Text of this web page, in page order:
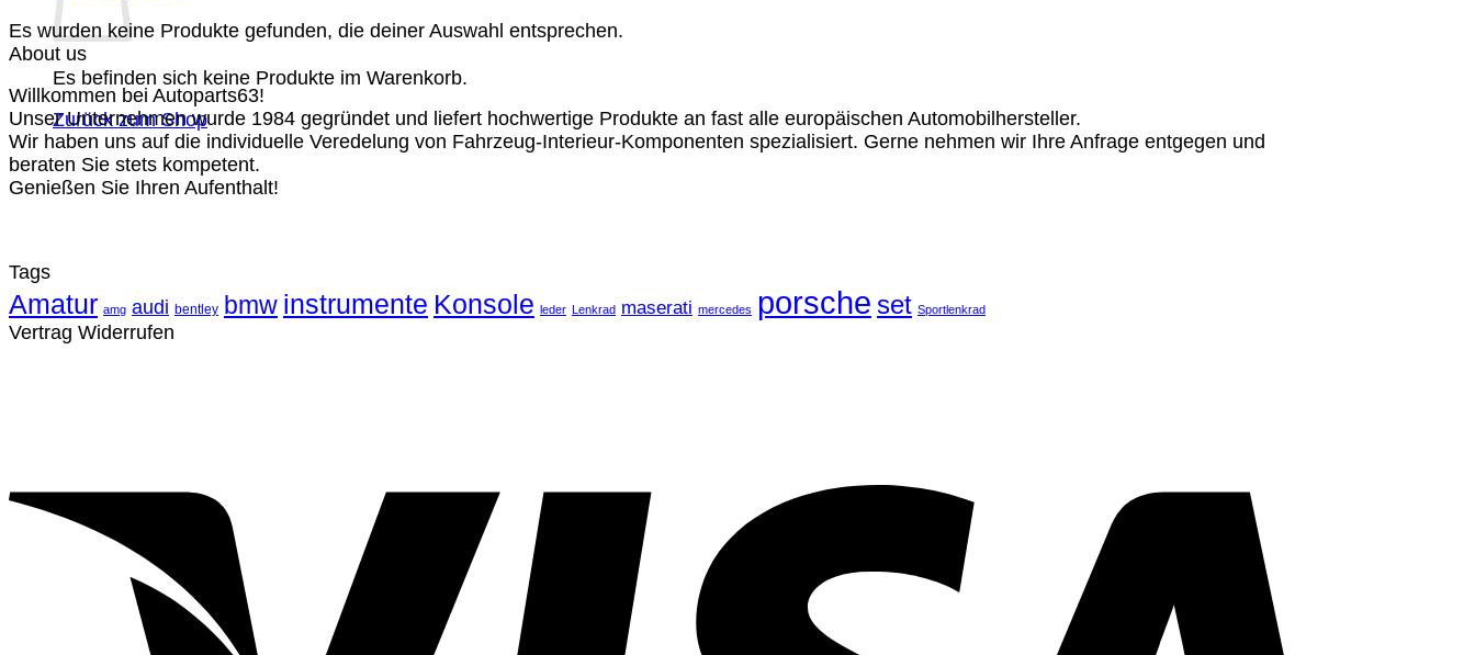
Es befinden sich keine Produkte im Warenkorb.
Zurück zum Shop
Es wurden keine Produkte gefunden, die deiner Auswahl entsprechen.
About us
Willkommen bei Autoparts63!
Unser Unternehmen wurde 1984 gegründet und liefert hochwertige Produkte an fast alle europäischen Automobilhersteller.
Wir haben uns auf die individuelle Veredelung von Fahrzeug-Interieur-Komponenten spezialisiert. Gerne nehmen wir Ihre Anfrage entgegen und
beraten Sie stets kompetent.
Genießen Sie Ihren Aufenthalt!
Tags
Amatur amg audi bentley bmw instrumente Konsole leder Lenkrad maserati mercedes porsche set Sportlenkrad
Vertrag Widerrufen